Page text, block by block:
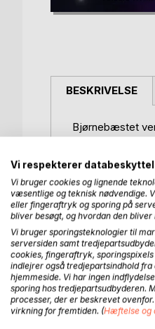
BESKRIVELSE
Bjørnebæstet
"Dér er du!"
Med Jorden i
Den Gale
Hyori, da Peter
strandet alien
udslettelse for
FLERE
Vi respekterer
Vi bruger cookies og lignende
væsentlige og teknisk nødvendige.
eller fingeraftryk og sporing på
bliver besøgt, og hvordan den bliver
Vi bruger sporingsteknologier til
serversiden samt
cookies, fingeraftryk,
indlejrer også tredjepartsindhold
hjemmeside. Vi har ingen
sporing hos tredjepartsudbyderen.
processer, der er beskrevet
virkning for fremtiden. (Hæftelse og